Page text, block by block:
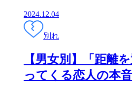
2024.12.04
別れ
【男女別】「距離
ってくる恋人の本